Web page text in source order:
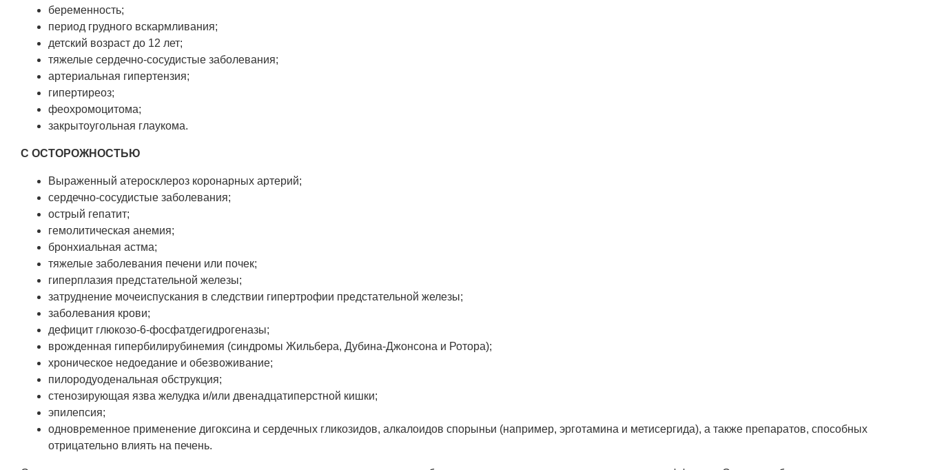
беременность;
период грудного вскармливания;
детский возраст до 12 лет;
тяжелые сердечно-сосудистые заболевания;
артериальная гипертензия;
гипертиреоз;
феохромоцитома;
закрытоугольная глаукома.
С ОСТОРОЖНОСТЬЮ
Выраженный атеросклероз коронарных артерий;
сердечно-сосудистые заболевания;
острый гепатит;
гемолитическая анемия;
бронхиальная астма;
тяжелые заболевания печени или почек;
гиперплазия предстательной железы;
затруднение мочеиспускания в следствии гипертрофии предстательной железы;
заболевания крови;
дефицит глюкозо-6-фосфатдегидрогеназы;
врожденная гипербилирубинемия (синдромы Жильбера, Дубина-Джонсона и Ротора);
хроническое недоедание и обезвоживание;
пилородуоденальная обструкция;
стенозирующая язва желудка и/или двенадцатиперстной кишки;
эпилепсия;
одновременное применение дигоксина и сердечных гликозидов, алкалоидов спорыньи (например, эрготамина и метисергида), а также препаратов, способных
отрицательно влиять на печень.